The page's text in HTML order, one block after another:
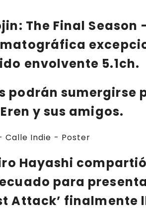
The Final Season
envolvente 5.1ch.
podrán
y sus amigos.
Hayashi
para
Attack’